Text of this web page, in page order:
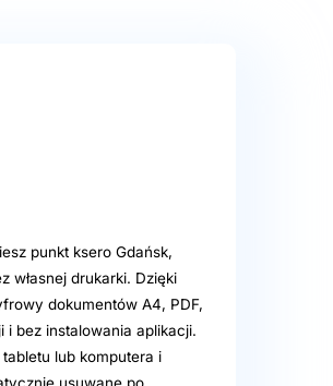
punkt ksero Gdańsk,
własnej drukarki. Dzięki
dokumentów A4, PDF,
i bez instalowania aplikacji.
lub komputera i